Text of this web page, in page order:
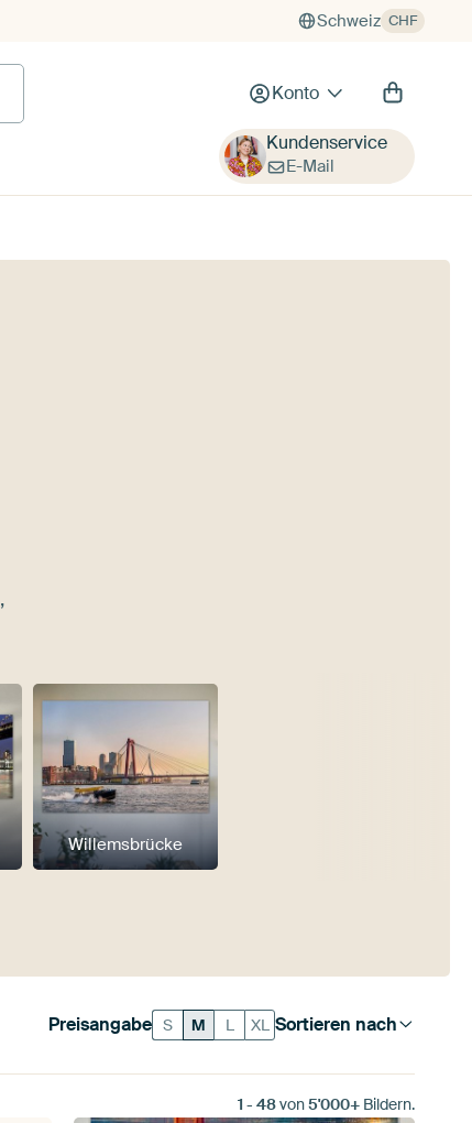
Schweiz CHF
Konto
Kundenservice
E-Mail
,
Willemsbrücke
Sortieren nach
Preisangabe S M L XL
1 - 48von5'000+Bildern.